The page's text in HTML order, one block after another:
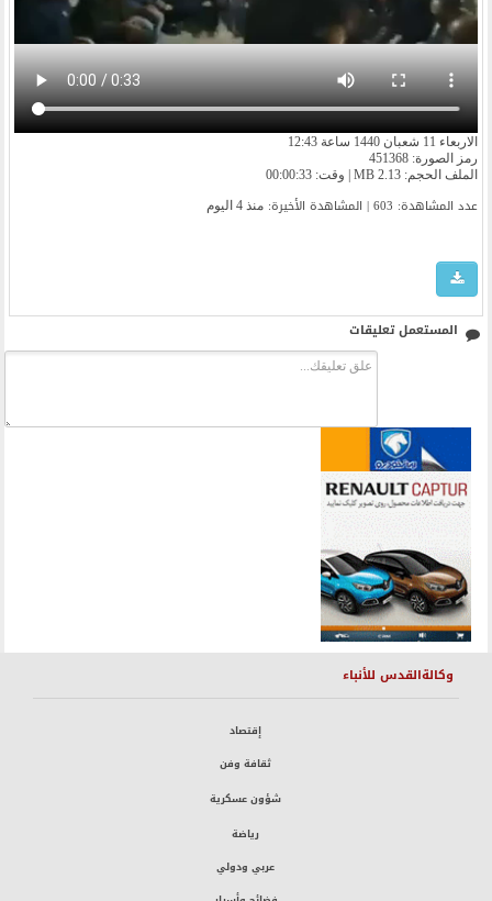
الاربعاء 11 شعبان 1440 ساعة 12:43
رمز الصورة: 451368
الملف الحجم: 2.13 MB | وقت: 00:00:33
عدد المشاهدة: 603 | المشاهدة الأخیرة: منذ 4 اليوم
المستعمل تعليقات
وكالةالقدس للأنباء
إقتصاد
ثقافة وفن
شؤون عسكرية
رياضة
عربي ودولي